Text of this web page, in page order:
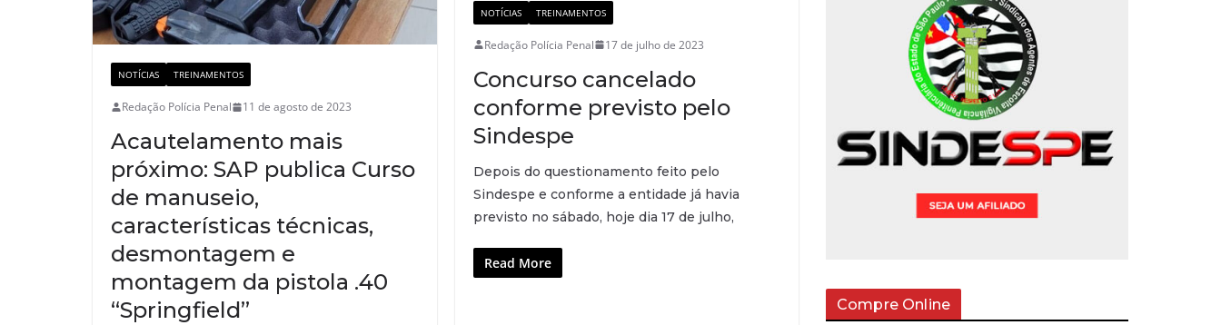
NOTÍCIAS TREINAMENTOS
Redação Polícia Penal 11 de agosto de 2023
Acautelamento mais
próximo: SAP publica Curso
de manuseio,
características técnicas,
desmontagem e
montagem da pistola .40
“Springfield”
NOTÍCIAS TREINAMENTOS
Redação Polícia Penal 17 de julho de 2023
Concurso cancelado
conforme previsto pelo
Sindespe
Depois do questionamento feito pelo
Sindespe e conforme a entidade já havia
previsto no sábado, hoje dia 17 de julho,
Read More
Compre Online